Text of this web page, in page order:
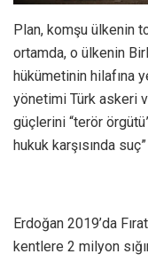
Plan, komşu ülkenin
ortamda, o ülkenin
hükümetinin hilafına
yönetimi Türk askeri
güçlerini “terör
hukuk karşısında
Erdoğan 2019’da
kentlere 2 milyon